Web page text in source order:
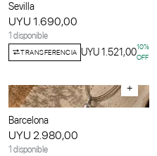
Sevilla
UYU 1.690,00
1 disponible
TRANSFERENCIA UYU 1.521,0010%
OFF
+
Barcelona
UYU 2.980,00
1 disponible